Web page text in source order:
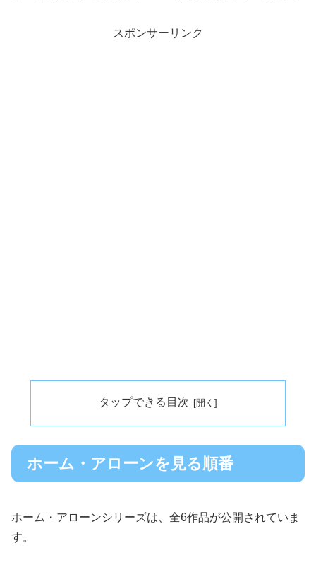
スポンサーリンク
タップできる目次
ホーム・アローンを見る順番
ホーム・アローンシリーズは、全6作品が公開されていま
す。